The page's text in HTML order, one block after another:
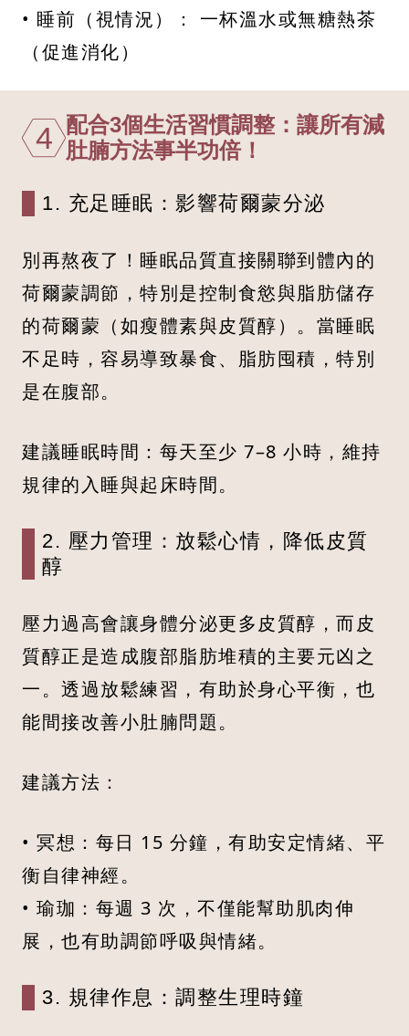
• 睡前（視情況）： 一杯溫水或無糖熱茶
（促進消化）
4 配合3個生活習慣調整：讓所有減
肚腩方法事半功倍！
1. 充足睡眠：影響荷爾蒙分泌
別再熬夜了！睡眠品質直接關聯到體內的
荷爾蒙調節，特別是控制食慾與脂肪儲存
的荷爾蒙（如瘦體素與皮質醇）。當睡眠
不足時，容易導致暴食、脂肪囤積，特別
是在腹部。
建議睡眠時間：每天至少 7–8 小時，維持
規律的入睡與起床時間。
2. 壓力管理：放鬆心情，降低皮質
醇
壓力過高會讓身體分泌更多皮質醇，而皮
質醇正是造成腹部脂肪堆積的主要元凶之
一。透過放鬆練習，有助於身心平衡，也
能間接改善小肚腩問題。
建議方法：
• 冥想：每日 15 分鐘，有助安定情緒、平
衡自律神經。
• 瑜珈：每週 3 次，不僅能幫助肌肉伸
展，也有助調節呼吸與情緒。
3. 規律作息：調整生理時鐘